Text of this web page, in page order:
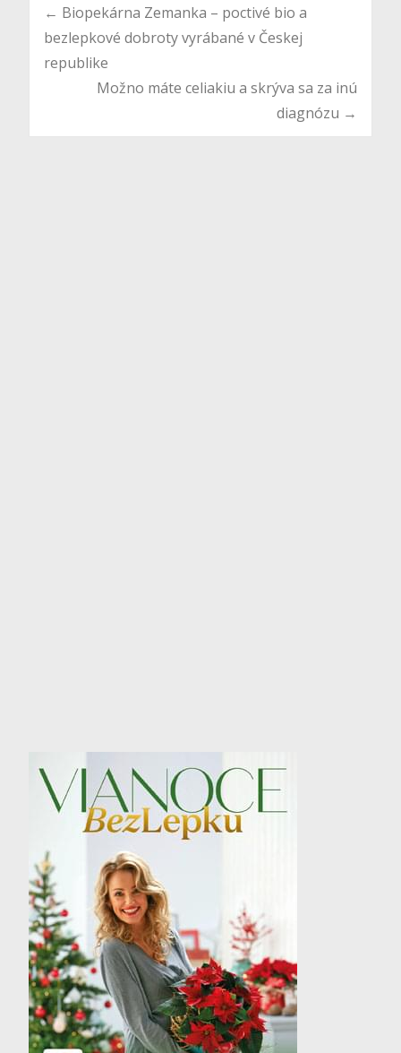
Post
navigation
← Biopekárna Zemanka – poctivé bio a
bezlepkové dobroty vyrábané v Českej
republike
Možno máte celiakiu a skrýva sa za inú
diagnózu →